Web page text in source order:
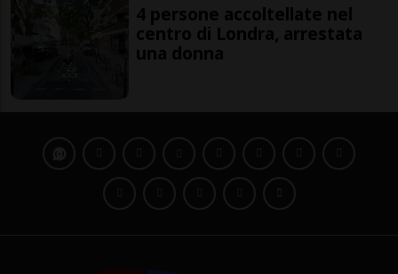
4 persone accoltellate nel
centro di Londra, arrestata
una donna